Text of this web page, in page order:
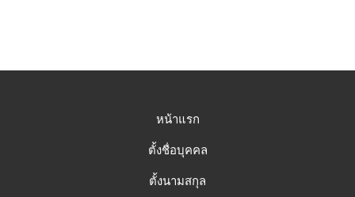
หน้าแรก
ตั้งชื่อบุคคล
ตั้งนามสกุล